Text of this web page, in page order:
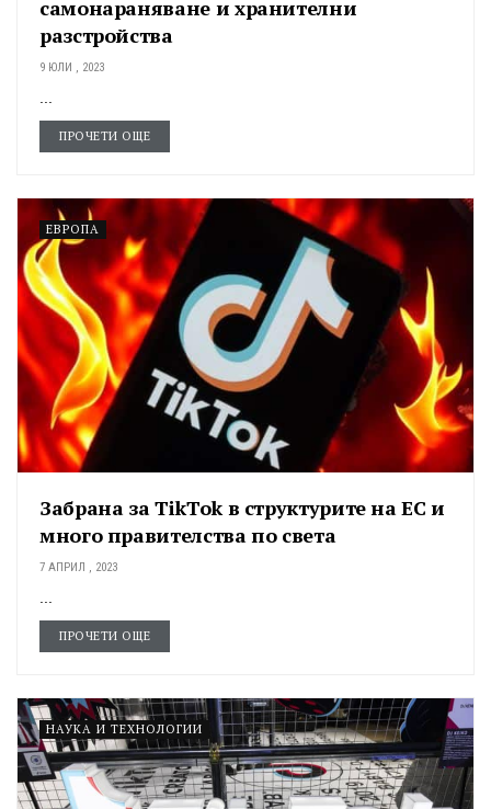
самонараняване и хранителни
разстройства
9 ЮЛИ , 2023
...
ПРОЧЕТИ ОЩЕ
ЕВРОПА
Забрана за TikTok в структурите на ЕС и
много правителства по света
7 АПРИЛ , 2023
ПРОЧЕТИ ОЩЕ
НАУКА И ТЕХНОЛОГИИ